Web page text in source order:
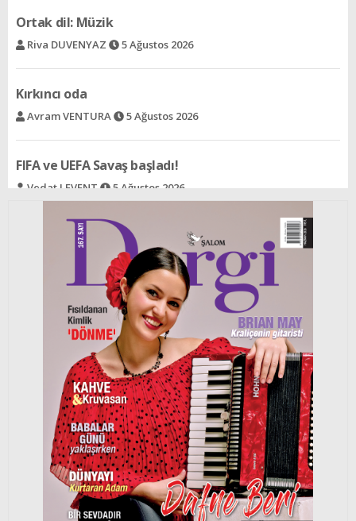
Kırkıncı oda
Avram VENTURA 5 Ağustos 2026
FIFA ve UEFA Savaş başladı!
Vedat LEVENT 5 Ağustos 2026
Acının gülümsemeyi öğrettiği halk
Selin SÜAR 5 Ağustos 2026
Ree - Bir şeyden dolayı
5 Ağustos 2026
Cengiz Han´ın izinden bir çift yeşil göze
Selin BARLAS 5 Ağustos 2026